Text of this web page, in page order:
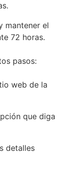
mantener el
72 horas.
pasos:
web de la
que diga
detalles